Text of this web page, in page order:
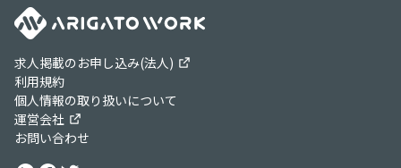
求人掲載のお申し込み(法人)
利用規約
個人情報の取り扱いについて
運営会社
お問い合わせ